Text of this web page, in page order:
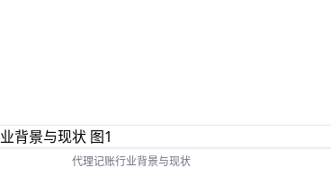
代理记账行业背景与现状